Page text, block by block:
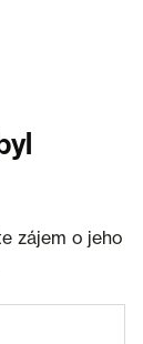
zájem o jeho